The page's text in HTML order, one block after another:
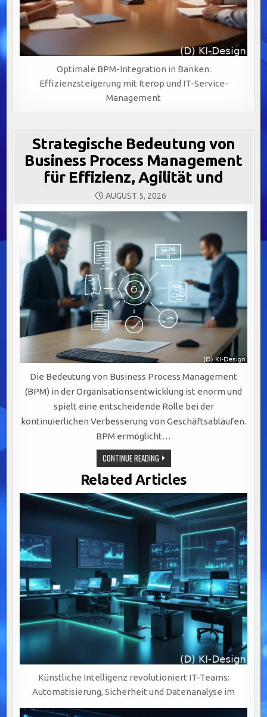
Optimale BPM-Integration in Banken:
Effizienzsteigerung mit Iterop und IT-Service-
Management
Strategische Bedeutung von
Business Process Management
für Effizienz, Agilität und
AUGUST 5, 2026
Die Bedeutung von Business Process Management
(BPM) in der Organisationsentwicklung ist enorm und
spielt eine entscheidende Rolle bei der
kontinuierlichen Verbesserung von Geschäftsabläufen.
BPM ermöglicht…
CONTINUE READINGSTRATEGISCHE
BEDEUTUNG
VON
BUSINESS
PROCESS
MANAGEMENT
FÜR
EFFIZIENZ,
AGILITÄT
UND
Related Articles
Künstliche Intelligenz revolutioniert IT-Teams:
Automatisierung, Sicherheit und Datenanalyse im